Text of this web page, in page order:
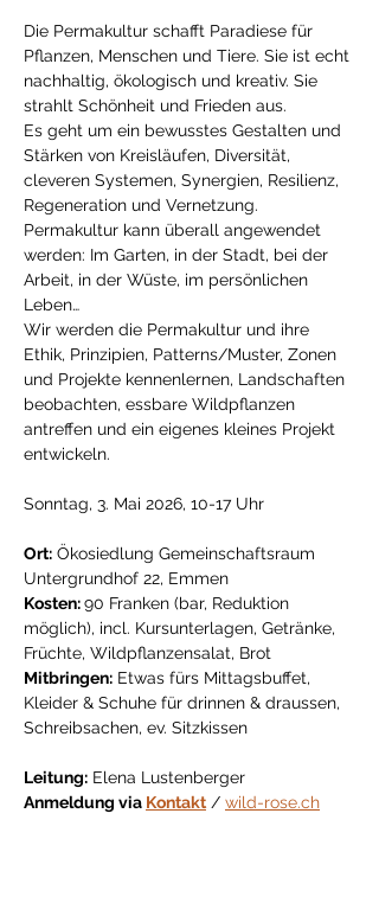
Die Permakultur schafft Paradiese für
Pflanzen, Menschen und Tiere. Sie ist echt
nachhaltig, ökologisch und kreativ. Sie
strahlt Schönheit und Frieden aus.
Es geht um ein bewusstes Gestalten und
Stärken von Kreisläufen, Diversität,
cleveren Systemen, Synergien, Resilienz,
Regeneration und Vernetzung.
Permakultur kann überall angewendet
werden: Im Garten, in der Stadt, bei der
Arbeit, in der Wüste, im persönlichen
Leben…
Wir werden die Permakultur und ihre
Ethik, Prinzipien, Patterns/Muster, Zonen
und Projekte kennenlernen, Landschaften
beobachten, essbare Wildpflanzen
antreffen und ein eigenes kleines Projekt
entwickeln.
Sonntag, 3. Mai 2026, 10-17 Uhr
Ort: Ökosiedlung Gemeinschaftsraum
Untergrundhof 22, Emmen
Kosten: 90 Franken (bar, Reduktion
möglich), incl. Kursunterlagen, Getränke,
Früchte, Wildpflanzensalat, Brot
Mitbringen: Etwas fürs Mittagsbuffet,
Kleider & Schuhe für drinnen & draussen,
Schreibsachen, ev. Sitzkissen
Leitung: Elena Lustenberger
Anmeldung via Kontakt / wild-rose.ch